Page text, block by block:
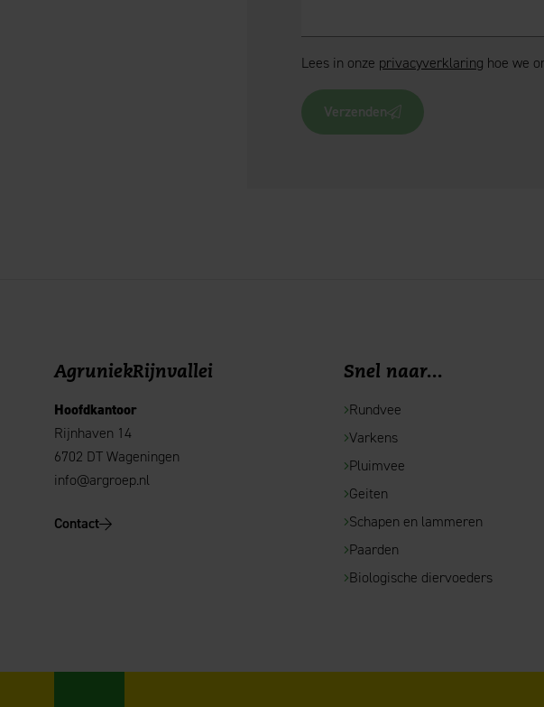
Lees in onze privacyverklaring hoe we
Verzenden
AgruniekRijnvallei
Hoofdkantoor
Rijnhaven 14
6702 DT Wageningen
info@argroep.nl
Contact
Snel naar...
Rundvee
Varkens
Pluimvee
Geiten
Schapen en lammeren
Paarden
Biologische diervoeders